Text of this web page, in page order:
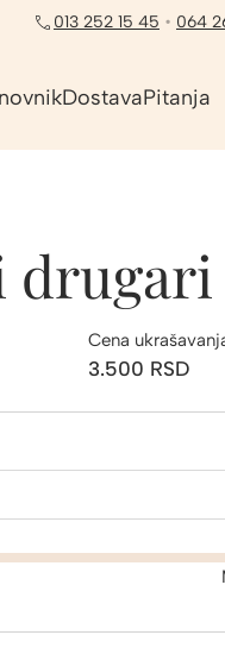
013 252 15 45 • 064
DostavaPitanja
drugari
Cena
3.500 RSD